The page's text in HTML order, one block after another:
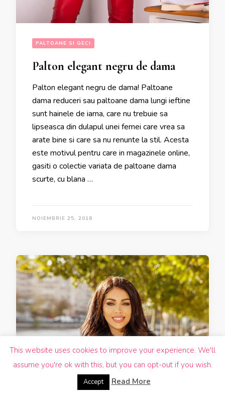
PALTOANE SI GECI
Palton elegant negru de dama
Palton elegant negru de dama! Paltoane
dama reduceri sau paltoane dama lungi ieftine
sunt hainele de iarna, care nu trebuie sa
lipseasca din dulapul unei femei care vrea sa
arate bine si care sa nu renunte la stil. Acesta
este motivul pentru care in magazinele online,
gasiti o colectie variata de paltoane dama
scurte, cu blana …
NOIEMBRIE 25, 2018
This website uses cookies to improve your experience. We'll
assume you're ok with this, but you can opt-out if you wish.
Accept Read More